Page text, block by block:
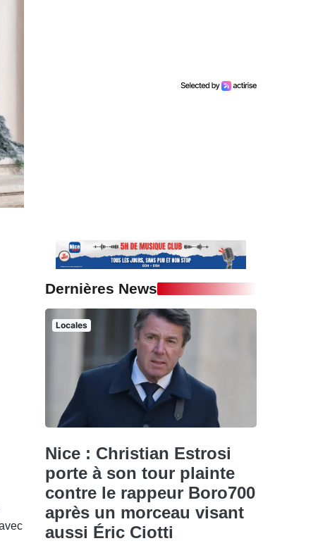
Dernières News
Locales
Nice : Christian Estrosi
porte à son tour plainte
contre le rappeur Boro700
après un morceau visant
aussi Éric Ciotti